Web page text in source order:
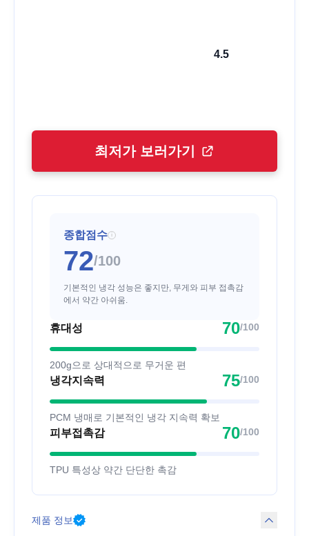
4.5
최저가 보러가기
종합점수 i
72/100
기본적인 냉각 성능은 좋지만, 무게와 피부 접촉감
에서 약간 아쉬움.
휴대성 70/100
200g으로 상대적으로 무거운 편
냉각지속력 75/100
PCM 냉매로 기본적인 냉각 지속력 확보
피부접촉감 70/100
TPU 특성상 약간 단단한 촉감
제품 정보